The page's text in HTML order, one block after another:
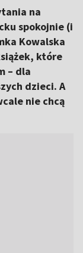
na
spokojnie (i
Kowalska
które
– dla
dzieci. A
nie chcą